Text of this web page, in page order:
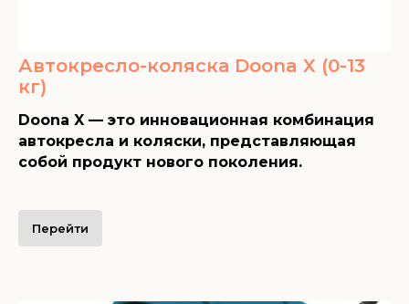
Автокресло-коляска Doona X (0-13
кг)
Doona X — это инновационная комбинация
автокресла и коляски, представляющая
собой продукт нового поколения.
Перейти